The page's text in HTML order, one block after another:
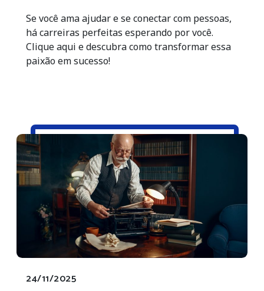
Se você ama ajudar e se conectar com pessoas,
há carreiras perfeitas esperando por você.
Clique aqui e descubra como transformar essa
paixão em sucesso!
24/11/2025